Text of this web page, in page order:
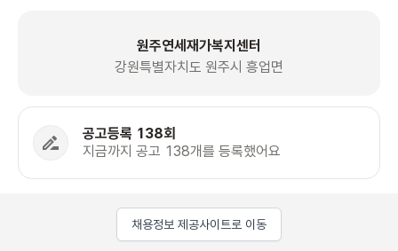
원주연세재가복지센터
강원특별자치도 원주시 흥업면
공고등록 138회
지금까지 공고 138개를 등록했어요
채용정보 제공사이트로 이동